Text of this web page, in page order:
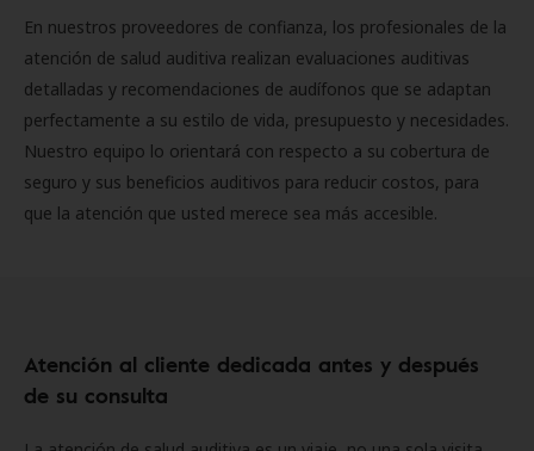
En nuestros proveedores de confianza, los profesionales de la
atención de salud auditiva realizan evaluaciones auditivas
detalladas y recomendaciones de audífonos que se adaptan
perfectamente a su estilo de vida, presupuesto y necesidades.
Nuestro equipo lo orientará con respecto a su cobertura de
seguro y sus beneficios auditivos para reducir costos, para
que la atención que usted merece sea más accesible.
Atención al cliente dedicada antes y después
de su consulta